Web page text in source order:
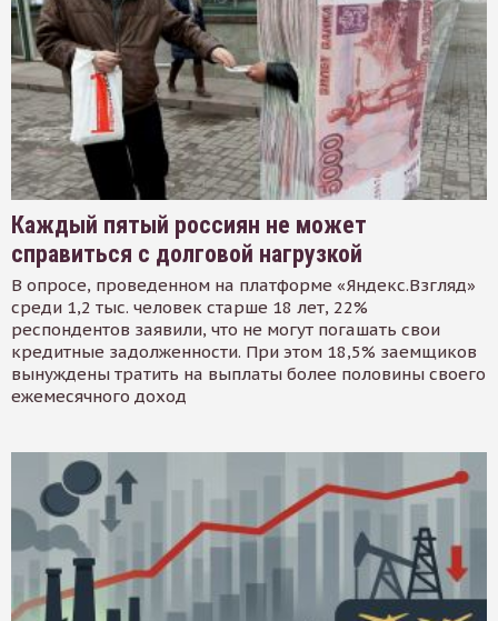
Каждый пятый россиян не может
справиться с долговой нагрузкой
В опросе, проведенном на платформе «Яндекс.Взгляд»
среди 1,2 тыс. человек старше 18 лет, 22%
респондентов заявили, что не могут погашать свои
кредитные задолженности. При этом 18,5% заемщиков
вынуждены тратить на выплаты более половины своего
ежемесячного доход